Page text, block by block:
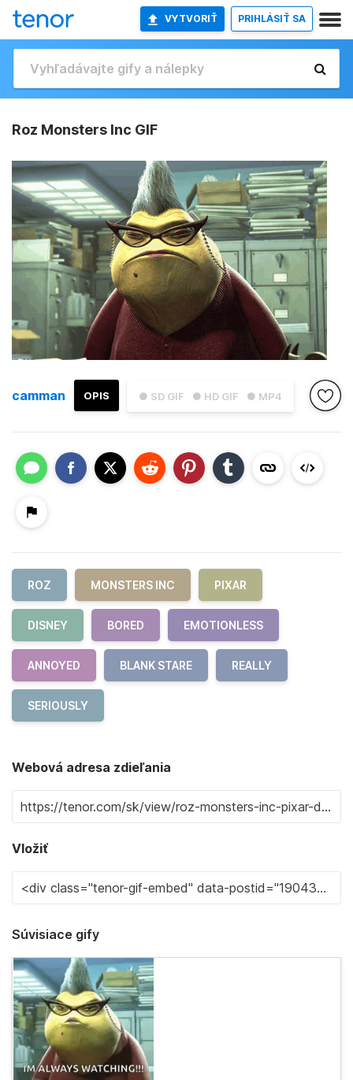
VYTVORIŤ PRIHLÁSIŤ SA
Roz Monsters Inc GIF
● SD GIF ● HD GIF ● MP4
OPIS
camman
ROZ MONSTERS INC PIXAR
DISNEY BORED EMOTIONLESS
ANNOYED BLANK STARE REALLY
SERIOUSLY
Webová adresa zdieľania
Vložiť
Súvisiace gify